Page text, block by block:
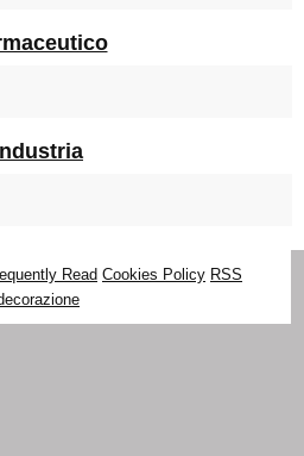
Read Cookies Policy RSS